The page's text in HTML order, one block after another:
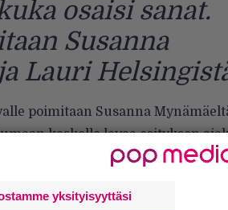
osaisi sanat.
Susanna
Lauri
poimitaan Susanna
keskelle lavaa esityksen
tuntemaan lievää
hän Nickin nopeatempoisen
yksityisyyttäsi